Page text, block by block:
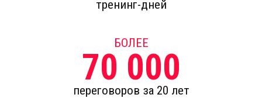
тренинг-дней
БОЛЕЕ
70 000
переговоров за 20 лет